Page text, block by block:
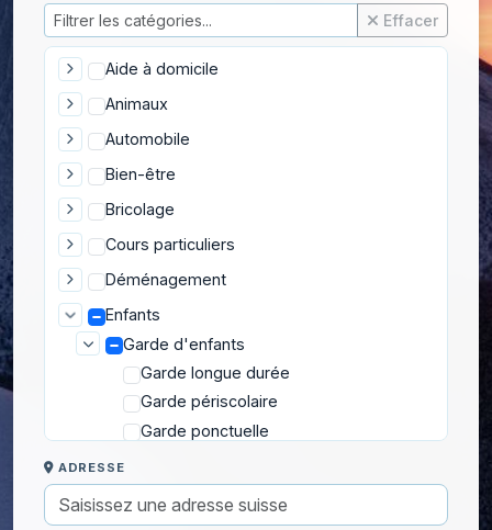
Effacer
Aide à domicile
Animaux
Automobile
Bien-être
Bricolage
Cours particuliers
Déménagement
Enfants
Garde d'enfants
Garde longue durée
Garde périscolaire
Garde ponctuelle
Informatique
ADRESSE